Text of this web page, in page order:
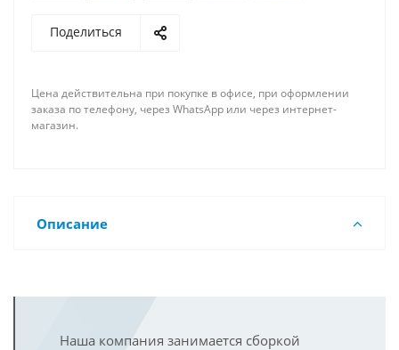
Поделиться
Цена действительна при покупке в офисе, при оформлении
заказа по телефону, через WhatsApp или через интернет-
магазин.
Описание
Наша компания занимается сборкой